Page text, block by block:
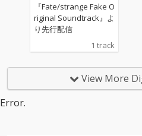
『Fate/strange Fake O
riginal Soundtrack』よ
り先行配信
1 track
View More
Error.